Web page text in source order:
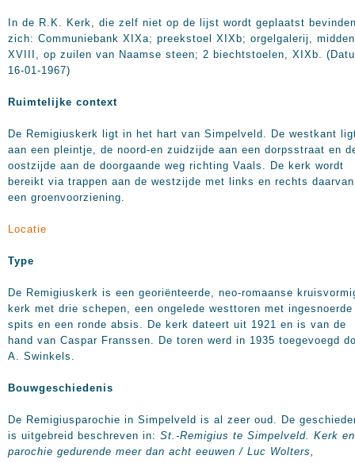
In de R.K. Kerk, die zelf niet op de lijst wordt geplaatst
zich: Communiebank XIXa; preekstoel XIXb; orgelgalerij, midden
XVIII, op zuilen van Naamse steen; 2 biechtstoelen, XIXb.
16-01-1967)
Ruimtelijke context
De Remigiuskerk ligt in het hart van Simpelveld. De westkant
aan een pleintje, de noord-en zuidzijde aan een dorpsstraat en
oostzijde aan de doorgaande weg richting Vaals. De kerk wordt
bereikt via trappen aan de westzijde met links en rechts daarvan
een groenvoorziening.
Locatie
Type
De Remigiuskerk is een georiënteerde, neo-romaanse
kerk met drie schepen, een ongelede westtoren met ingesnoerde
spits en een ronde absis. De kerk dateert uit 1921 en is van de
hand van Caspar Franssen. De toren werd in 1935 toegevoegd
A. Swinkels.
Bouwgeschiedenis
De Remigiusparochie in Simpelveld is al zeer oud. De
is uitgebreid beschreven in: St.-Remigius te Simpelveld. Kerk en
parochie gedurende meer dan acht eeuwen / Luc Wolters,